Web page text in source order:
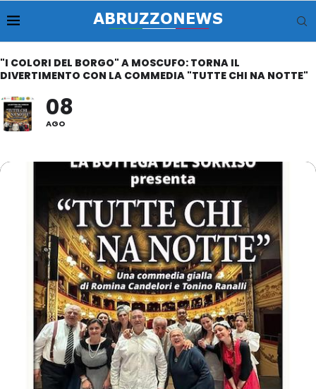
"I COLORI DEL BORGO" A MOSCUFO: TORNA IL
DIVERTIMENTO CON LA COMMEDIA "TUTTE CHI NA NOTTE"
08
AGO